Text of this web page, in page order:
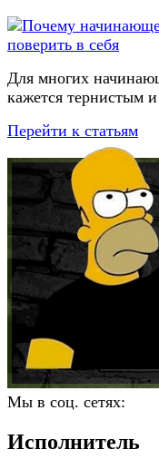
Для многих
кажется тернистым
Перейти к статьям
Мы в соц. сетях:
Исполнитель